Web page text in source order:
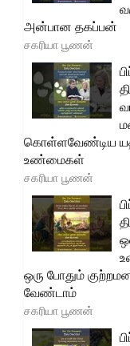
அன்பான தகப்பன்
சகரியா பூணன்
கொள்ளவேண்டிய
உண்மைகள்
சகரியா பூணன்
ஒரு போதும்
வேண்டாம்
சகரியா பூணன்